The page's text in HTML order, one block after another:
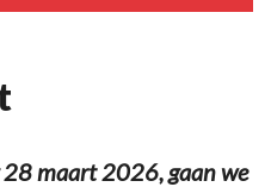
28 maart 2026, gaan we